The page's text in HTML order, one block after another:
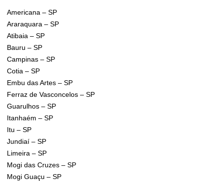
Americana – SP
Araraquara – SP
Atibaia – SP
Bauru – SP
Campinas – SP
Cotia – SP
Embu das Artes – SP
Ferraz de Vasconcelos – SP
Guarulhos – SP
Itanhaém – SP
Itu – SP
Jundiaí – SP
Limeira – SP
Mogi das Cruzes – SP
Mogi Guaçu – SP